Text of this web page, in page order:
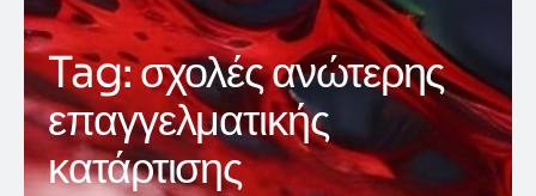
Tag:σχολές ανώτερης
επαγγελματικής
κατάρτισης